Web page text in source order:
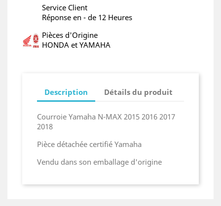
Service Client
Réponse en - de 12 Heures
Pièces d'Origine
HONDA et YAMAHA
Description Détails du produit
Courroie Yamaha N-MAX 2015 2016 2017
2018
Pièce détachée certifié Yamaha
Vendu dans son emballage d'origine